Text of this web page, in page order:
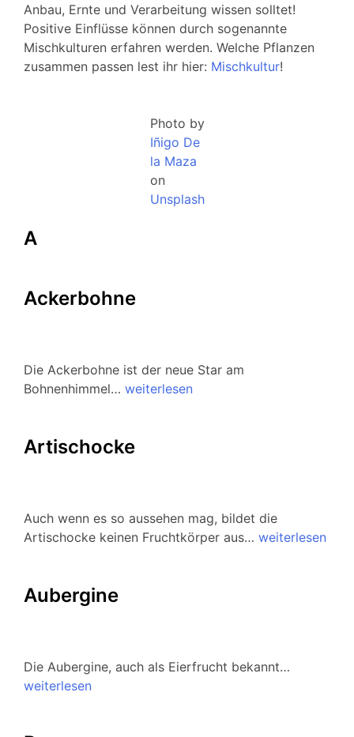
Anbau, Ernte und Verarbeitung wissen solltet!
Positive Einflüsse können durch sogenannte
Mischkulturen erfahren werden. Welche Pflanzen
zusammen passen lest ihr hier: Mischkultur!
Photo by
Iñigo De
la Maza
on
Unsplash
A
Ackerbohne
Die Ackerbohne ist der neue Star am
Bohnenhimmel… weiterlesen
Artischocke
Auch wenn es so aussehen mag, bildet die
Artischocke keinen Fruchtkörper aus… weiterlesen
Aubergine
Die Aubergine, auch als Eierfrucht bekannt…
weiterlesen